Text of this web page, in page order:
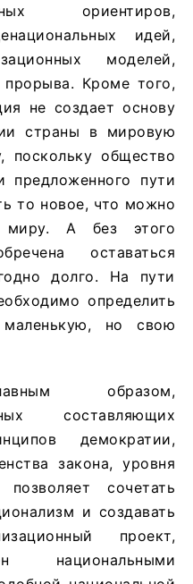
ориентиров,
идей,
моделей,
Кроме того,
не создает основу
страны в мировую
поскольку общество
пути
то новое, что можно
А без этого
оставаться
долго. На пути
определить
но свою
образом,
составляющих
демократии,
закона, уровня
сочетать
и создавать
проект,
национальными